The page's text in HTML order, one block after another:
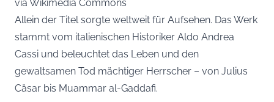
via Wikimedia Commons
Allein der Titel sorgte weltweit für Aufsehen. Das Werk
stammt vom italienischen Historiker Aldo Andrea
Cassi und beleuchtet das Leben und den
gewaltsamen Tod mächtiger Herrscher – von Julius
Cäsar bis Muammar al-Gaddafi.